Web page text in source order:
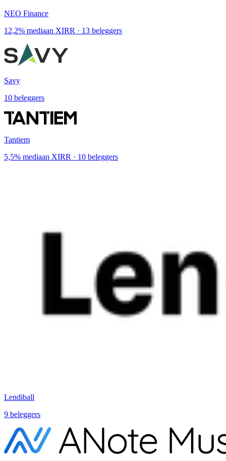
NEO Finance
12,2% mediaan XIRR · 13 beleggers
Savy
10 beleggers
Tantiem
5,5% mediaan XIRR · 10 beleggers
Lendiball
9 beleggers